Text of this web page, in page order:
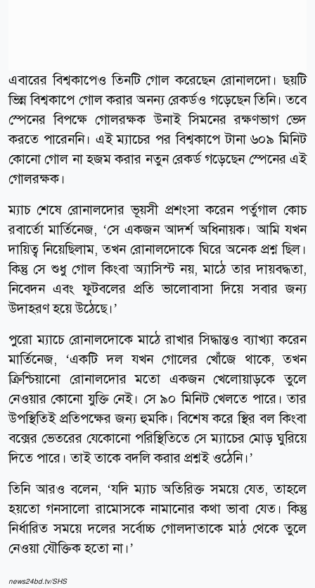
এবারের বিশ্বকাপেও তিনটি গোল করেছেন রোনালদো। ছয়টি
ভিন্ন বিশ্বকাপে গোল করার অনন্য রেকর্ডও গড়েছেন তিনি। তবে
স্পেনের বিপক্ষে গোলরক্ষক উনাই সিমনের রক্ষণভাগ ভেদ
করতে পারেননি। এই ম্যাচের পর বিশ্বকাপে টানা ৬০৯ মিনিট
কোনো গোল না হজম করার নতুন রেকর্ড গড়েছেন স্পেনের এই
গোলরক্ষক।
ম্যাচ শেষে রোনালদোর ভূয়সী প্রশংসা করেন পর্তুগাল কোচ
রবার্তো মার্তিনেজ, ‘সে একজন আদর্শ অধিনায়ক। আমি যখন
দায়িত্ব নিয়েছিলাম, তখন রোনালদোকে ঘিরে অনেক প্রশ্ন ছিল।
কিন্তু সে শুধু গোল কিংবা অ্যাসিস্ট নয়, মাঠে তার দায়বদ্ধতা,
নিবেদন এবং ফুটবলের প্রতি ভালোবাসা দিয়ে সবার জন্য
উদাহরণ হয়ে উঠেছে।’
পুরো ম্যাচে রোনালদোকে মাঠে রাখার সিদ্ধান্তও ব্যাখ্যা করেন
মার্তিনেজ, ‘একটি দল যখন গোলের খোঁজে থাকে, তখন
ক্রিশ্চিয়ানো রোনালদোর মতো একজন খেলোয়াড়কে তুলে
নেওয়ার কোনো যুক্তি নেই। সে ৯০ মিনিট খেলতে পারে। তার
উপস্থিতিই প্রতিপক্ষের জন্য হুমকি। বিশেষ করে স্থির বল কিংবা
বক্সের ভেতরের যেকোনো পরিস্থিতিতে সে ম্যাচের মোড় ঘুরিয়ে
দিতে পারে। তাই তাকে বদলি করার প্রশ্নই ওঠেনি।’
তিনি আরও বলেন, ‘যদি ম্যাচ অতিরিক্ত সময়ে যেত, তাহলে
হয়তো গনসালো রামোসকে নামানোর কথা ভাবা যেত। কিন্তু
নির্ধারিত সময়ে দলের সর্বোচ্চ গোলদাতাকে মাঠ থেকে তুলে
নেওয়া যৌক্তিক হতো না।’
news24bd.tv/SHS